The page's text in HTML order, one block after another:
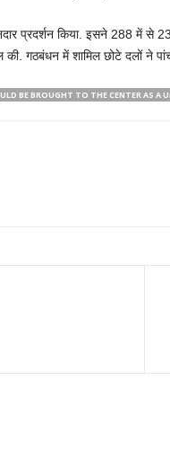
प्रदर्शन किया. इसने 288 में
की. गठबंधन में शामिल छोटे दलों ने
BE BROUGHT TO THE CENTER AS A